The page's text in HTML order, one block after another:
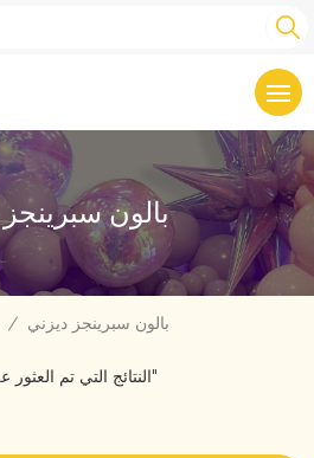
بالون
/ بالون سبرينجز ديزني
0 النتائج التي تم العثور عليها ل "بالون سبرينجز ديزني"